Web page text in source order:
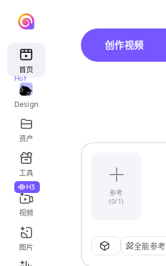
首页
Design
Hot
资产
工具
视频
H3
图片
创作视频
参考
(0/1)
全能参考